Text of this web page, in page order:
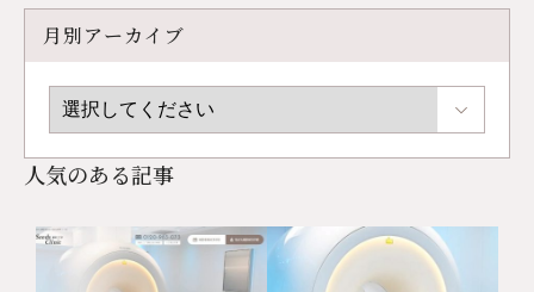
月別アーカイブ
人気のある記事